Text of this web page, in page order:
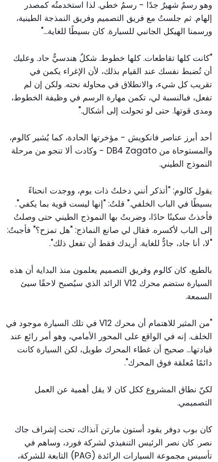
وهو رسمٌ شهيرٌ جدًا - رسمٌ خطي. لذا استخدمتُه كمصدر
إلهام. ثم جلستُ مع فريق التصميم وفريق النمذجة الطينية،
ورسمنا الهيكل الجانبي للسيارة. كان بسيطًا للغاية..."
"كانت كلها تقاطعات. كلها خطوط. شكلٌ هندسيٌّ حاد. وعليك
أن تُضبط نفسك عند القيام بذلك، لأن الإغراء يكمن في
تقريب كل شيء، والانطلاق في محاولة نحته. ولكن إن لم
تفعل، فبالنسبة لي، تكمن مهارة الرسم في وظيفة الخطوط،
ومدى قوتها. حتى لو تحولت إلى أشكال."
أحد أبرز عناصر فانكويش - مؤخرتها الحادة، كما يُشير كالوم،
والمستوحاة من DB4 Zagato - وكادت ألا تنجو من مرحلة
النموذج الطيني.
يقول كالوم: "أتذكر أنني دخلتُ ذات يوم، ووجدت انحناءً
بسيطًا في الباب الخلفي." قلتُ: "إنها ليست قوية بما يكفي".
فأخذتُ سكينًا حادًا، وضربتُ بها النموذج الطيني حتى وصلتُ
إلى الباب لأكسره. فقال لي صانع النماذج: "هل تمزح؟" فأجبتُ:
"لا، أنا جاد، جادٌّ للغاية. أريدك فقط أن تفعل ذلك".
بالطبع، كان كالوم وفريق التصميم يعلمون منذ البداية أن هذه
السيارة ستضم محرك V12 الرائد الذي سيُصبح لاحقًا سيئ
السمعة.
"من المثير للاهتمام أن محرك V12 في تلك السيارة موجود في
الخلف. إنه في الواقع على المحور الأمامي، وهو أمر رائع عند
قيادتها... صحيح أن غطاء المحرك طويل، لكن السيارة كانت
دائمًا مُعلقة فوق المحرك".
لكنّ نطاق المشروع ككل كان لا يقل أهمية عن العمل
التصميمي.
كان بوب دوفر يقود أستون مارتن آنذاك، تحت إشراف جاك
نصر. كان نصر الرئيس التنفيذي لشركة فورد، وساهم في
تأسيس مجموعة السيارات الرائدة (PAG) التابعة للشركة،